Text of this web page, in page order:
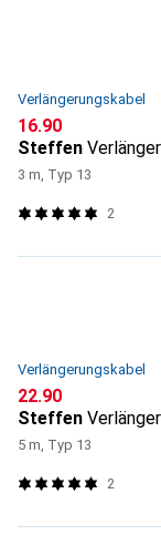
Verlängerungskabel
CHF
16.90
Steffen
3 m, Typ 13
2
Verlängerungskabel
CHF
22.90
Steffen
5 m, Typ 13
2